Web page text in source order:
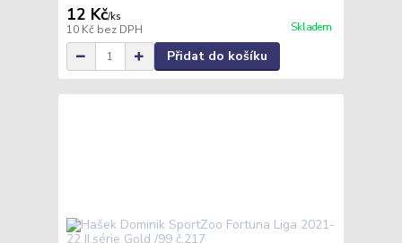
12 Kč/ks
10 Kč bez DPH Skladem
Přidat do košíku